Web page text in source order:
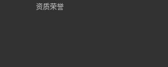
资质荣誉